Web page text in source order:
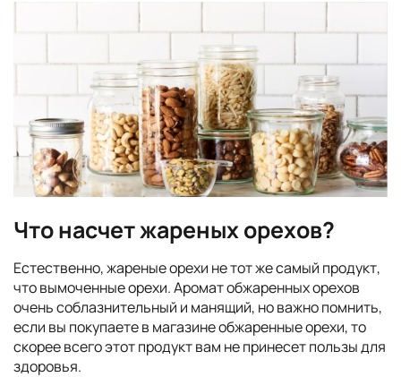
Что насчет жареных орехов?
Естественно, жареные орехи не тот же самый продукт,
что вымоченные орехи. Аромат обжаренных орехов
очень соблазнительный и манящий, но важно помнить,
если вы покупаете в магазине обжаренные орехи, то
скорее всего этот продукт вам не принесет пользы для
здоровья.